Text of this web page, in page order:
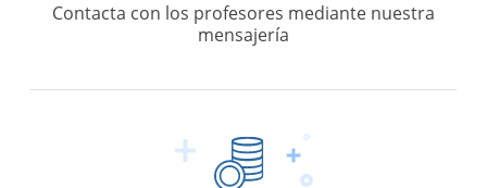
Contacta con los profesores mediante nuestra
mensajería